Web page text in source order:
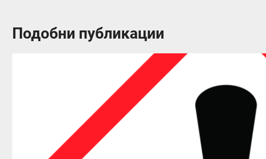
Подобни публикации